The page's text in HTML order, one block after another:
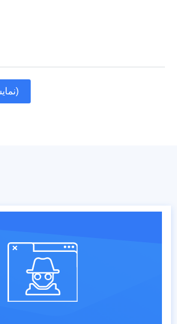
نمایش فرم نظرات (0)